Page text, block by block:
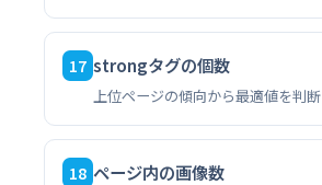
17 strongタグの個数
上位ページの傾向から最適値を判断
18 ページ内の画像数